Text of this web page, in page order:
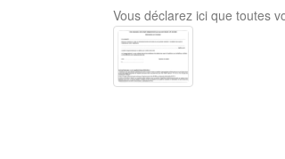
Vous déclarez ici que toutes